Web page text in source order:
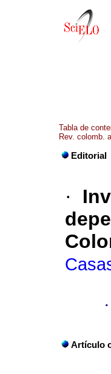
Tabla de
Rev. colomb.
Editorial
·
·
Artículo